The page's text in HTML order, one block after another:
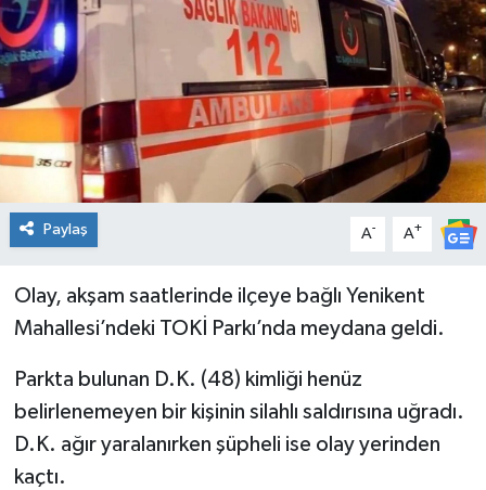
Paylaş A- A+
Olay, akşam saatlerinde ilçeye bağlı Yenikent
Mahallesi’ndeki TOKİ Parkı’nda meydana geldi.
Parkta bulunan D.K. (48) kimliği henüz
belirlenemeyen bir kişinin silahlı saldırısına uğradı.
D.K. ağır yaralanırken şüpheli ise olay yerinden
kaçtı.
Genel
Güncel
Gündem
İlim & İrfan
Kültür & Sanat
KURDÎ
Siyaset